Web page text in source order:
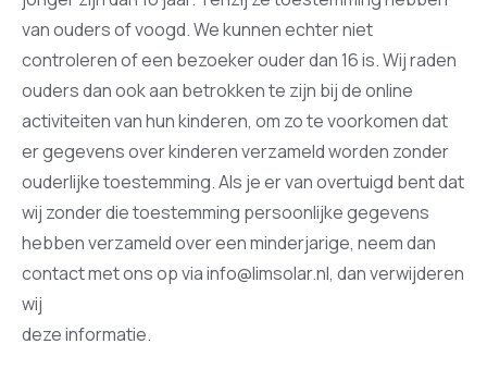
van ouders of voogd. We kunnen echter niet
controleren of een bezoeker ouder dan 16 is. Wij raden
ouders dan ook aan betrokken te zijn bij de online
activiteiten van hun kinderen, om zo te voorkomen dat
er gegevens over kinderen verzameld worden zonder
ouderlijke toestemming. Als je er van overtuigd bent dat
wij zonder die toestemming persoonlijke gegevens
hebben verzameld over een minderjarige, neem dan
contact met ons op via info@limsolar.nl, dan verwijderen
wij
deze informatie.